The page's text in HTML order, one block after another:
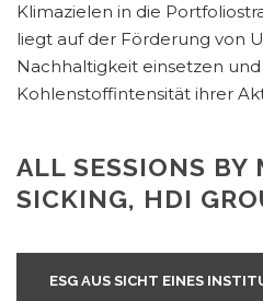
Klimazielen in die
liegt auf der Förderung von
Nachhaltigkeit einsetzen
Kohlenstoffintensität ihrer
ALL SESSIONS BY
SICKING, HDI
ESG AUS SICHT EINES